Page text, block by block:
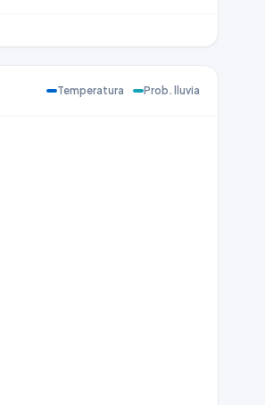
Temperatura Prob. lluvia